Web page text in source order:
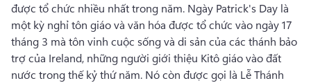
được tổ chức nhiều nhất trong năm. Ngày Patrick's Day là
một kỳ nghỉ tôn giáo và văn hóa được tổ chức vào ngày 17
tháng 3 mà tôn vinh cuộc sống và di sản của các thánh bảo
trợ của Ireland, những người giới thiệu Kitô giáo vào đất
nước trong thế kỷ thứ năm. Nó còn được gọi là Lễ Thánh